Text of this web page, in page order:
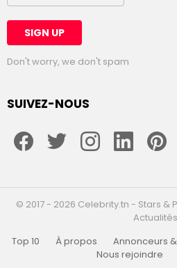
Don't worry, we don't spam
SUIVEZ-NOUS
© 2017 - 2026 Celebrity.tn - Stars
Actualités
Top 10
À propos Annonceurs
Nous rejoindre